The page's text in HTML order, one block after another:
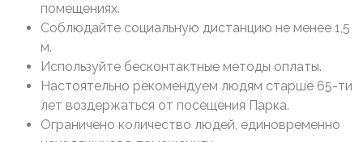
помещениях.
Соблюдайте социальную дистанцию не менее 1,5
м.
Используйте бесконтактные методы оплаты.
Настоятельно рекомендуем людям старше 65-ти
лет воздержаться от посещения Парка.
Ограничено количество людей, единовременно